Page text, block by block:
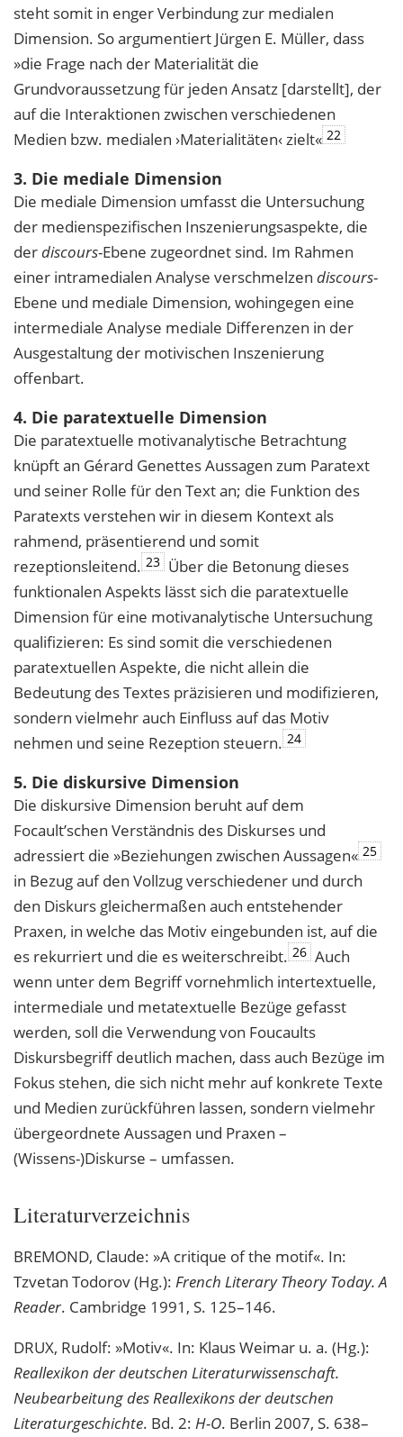
steht somit in enger Verbindung zur medialen
Dimension. So argumentiert Jürgen E. Müller, dass
»die Frage nach der Materialität die
Grundvoraussetzung für jeden Ansatz [darstellt], der
auf die Interaktionen zwischen verschiedenen
Medien bzw. medialen ›Materialitäten‹ zielt« 22
3. Die mediale Dimension
Die mediale Dimension umfasst die Untersuchung
der medienspezifischen Inszenierungsaspekte, die
derdiscours-Ebene zugeordnet sind. Im Rahmen
einer intramedialen Analyse verschmelzen discours-
Ebene und mediale Dimension, wohingegen eine
intermediale Analyse mediale Differenzen in der
Ausgestaltung der motivischen Inszenierung
offenbart.
4. Die paratextuelle Dimension
Die paratextuelle motivanalytische Betrachtung
knüpft an Gérard Genettes Aussagen zum Paratext
und seiner Rolle für den Text an; die Funktion des
Paratexts verstehen wir in diesem Kontext als
rahmend, präsentierend und somit
rezeptionsleitend. 23 Über die Betonung dieses
funktionalen Aspekts lässt sich die paratextuelle
Dimension für eine motivanalytische Untersuchung
qualifizieren: Es sind somit die verschiedenen
paratextuellen Aspekte, die nicht allein die
Bedeutung des Textes präzisieren und modifizieren,
sondern vielmehr auch Einfluss auf das Motiv
nehmen und seine Rezeption steuern. 24
5. Die diskursive Dimension
Die diskursive Dimension beruht auf dem
Focault’schen Verständnis des Diskurses und
adressiert die »Beziehungen zwischen Aussagen« 25
in Bezug auf den Vollzug verschiedener und durch
den Diskurs gleichermaßen auch entstehender
Praxen, in welche das Motiv eingebunden ist, auf die
es rekurriert und die es weiterschreibt. 26 Auch
wenn unter dem Begriff vornehmlich intertextuelle,
intermediale und metatextuelle Bezüge gefasst
werden, soll die Verwendung von Foucaults
Diskursbegriff deutlich machen, dass auch Bezüge im
Fokus stehen, die sich nicht mehr auf konkrete Texte
und Medien zurückführen lassen, sondern vielmehr
übergeordnete Aussagen und Praxen –
(Wissens-)Diskurse – umfassen.
Literaturverzeichnis
BREMOND, Claude: »A critique of the motif«. In:
Tzvetan Todorov (Hg.): French Literary Theory Today. A
Reader. Cambridge 1991, S. 125–146.
DRUX, Rudolf: »Motiv«. In: Klaus Weimar u. a. (Hg.):
Reallexikon der deutschen Literaturwissenschaft.
Neubearbeitung des Reallexikons der deutschen
Literaturgeschichte. Bd. 2: H-O. Berlin 2007, S. 638–